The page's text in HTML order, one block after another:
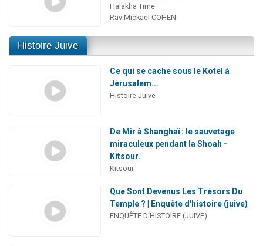
Halakha Time
Rav Mickaël COHEN
Histoire Juive
Ce qui se cache sous le Kotel à
Jérusalem...
Histoire Juive
De Mir à Shanghaï : le sauvetage
miraculeux pendant la Shoah -
Kitsour.
Kitsour
Que Sont Devenus Les Trésors Du
Temple ? | Enquête d'histoire (juive)
ENQUÊTE D'HISTOIRE (JUIVE)